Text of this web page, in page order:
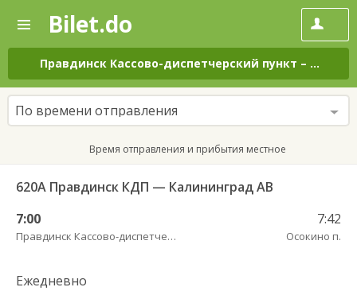
—
Поиск
и
покупка
билетов
на
автобус
онлайн
Bilet.do
Правдинск Кассово-диспетчерский пункт –
По времени отправления
Время отправления и прибытия местное
620А Правдинск КДП — Калининград АВ
7:00
Правдинск Кассово-диспетчерский пункт
7:42
Осокино п.
Ежедневно